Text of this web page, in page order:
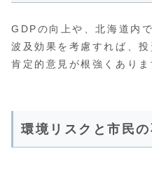
GDPの向上や、北海道内
波及効果を考慮すれば、
肯定的意見が根強くありま
環境リスクと市民の